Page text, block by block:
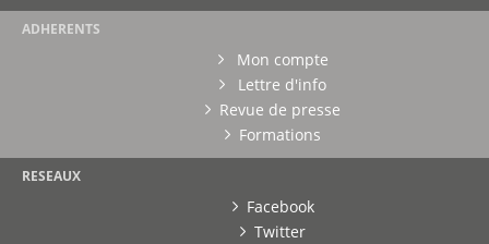
ADHERENTS
Mon compte
Lettre d'info
Revue de presse
Formations
RESEAUX
Facebook
Twitter